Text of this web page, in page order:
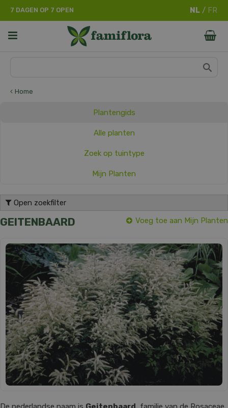
Home
7 DAGEN OP 7 OPEN
Plantengids
Alle planten
Zoek op tuintype
Mijn Planten
Open zoekfilter
GEITENBAARD Voeg toe aan Mijn Planten